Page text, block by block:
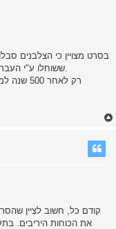
בסרט מצויין כי הצלבנים
ששוחלו ע"י העברתם בגוף (של עבד או צלבני...) לפני הטבילה במים.
רק לאחר
קודם כל, חשוב לציין